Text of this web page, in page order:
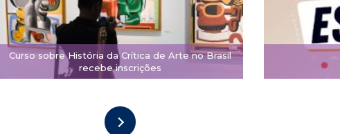
Curso sobre História da Crítica de Arte no Brasil
recebe inscrições